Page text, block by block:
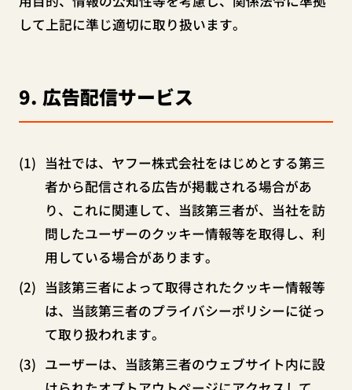
して上記に準じ適切に取り扱います。
9 広告配信サービス
当社では、ヤフー株式会社をはじめとする第三
者から配信される広告が掲載される場合があ
り、これに関連して、当該第三者が、当社を訪
問したユーザーのクッキー情報等を取得し、利
用している場合があります。
当該第三者によって取得されたクッキー情報等
は、当該第三者のプライバシーポリシーに従っ
て取り扱われます。
ユーザーは、当該第三者のウェブサイト内に設